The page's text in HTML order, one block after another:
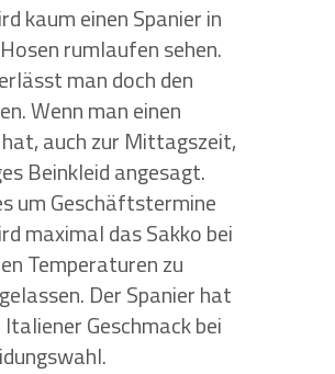
kaum einen Spanier in
rumlaufen sehen.
man doch den
Wenn man einen
auch zur Mittagszeit,
Beinkleid angesagt.
um Geschäftstermine
maximal das Sakko bei
Temperaturen zu
Der Spanier hat
Geschmack bei